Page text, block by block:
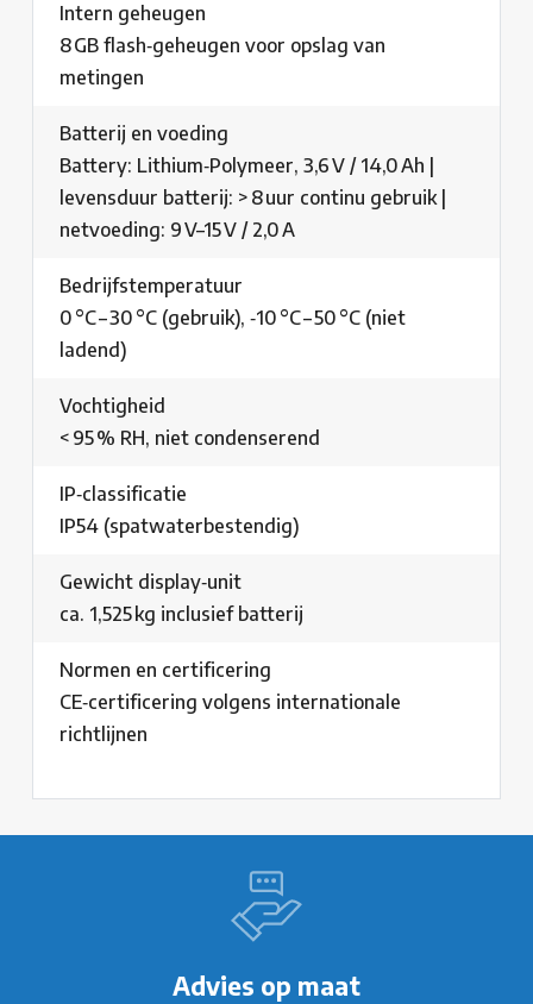
Intern geheugen
8 GB flash‑geheugen voor opslag van
metingen
Batterij en voeding
Battery: Lithium‑Polymeer, 3,6 V / 14,0 Ah |
levensduur batterij: > 8 uur continu gebruik |
netvoeding: 9 V–15 V / 2,0 A
Bedrijfstemperatuur
0 °C – 30 °C (gebruik), ‑10 °C – 50 °C (niet
ladend)
Vochtigheid
< 95 % RH, niet condenserend
IP‑classificatie
IP54 (spatwaterbestendig)
Gewicht display‑unit
ca. 1,525 kg inclusief batterij
Normen en certificering
CE‑certificering volgens internationale
richtlijnen
Advies op maat